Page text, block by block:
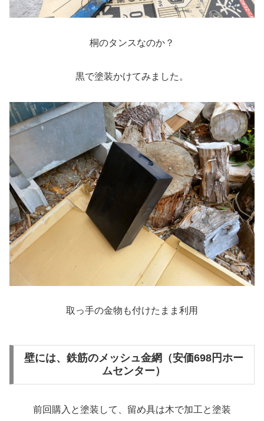
桐のタンスなのか？
黒で塗装かけてみました。
取っ手の金物も付けたまま利用
壁には、鉄筋のメッシュ金網（安価698円ホー
ムセンター）
前回購入と塗装して、留め具は木で加工と塗装